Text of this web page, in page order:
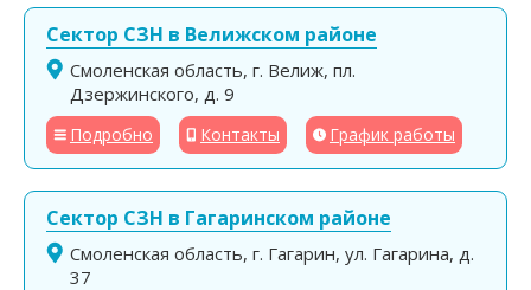
Сектор СЗН в Велижском районе
Смоленская область, г. Велиж, пл.
Дзержинского, д. 9
Подробно Контакты График работы
Сектор СЗН в Гагаринском районе
Смоленская область, г. Гагарин, ул. Гагарина, д.
37